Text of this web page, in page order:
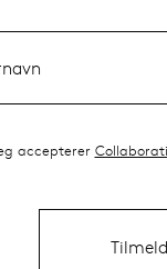
accepterer